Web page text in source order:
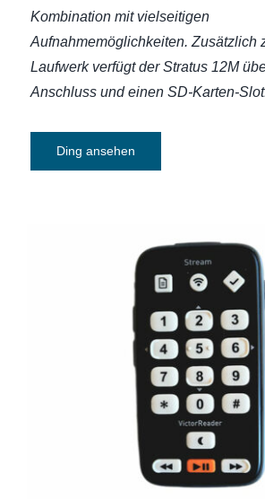
Kombination mit vielseitigen
Aufnahmemöglichkeiten. Zusätzlich
Laufwerk verfügt der Stratus 12M
Anschluss und einen SD-Karten-
Ding ansehen
Daisy-MP3-player Victor
3